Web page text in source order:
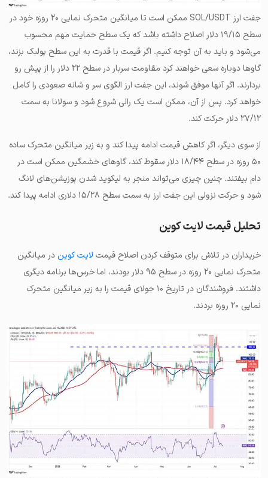
جفت ارز SOL/USDT ممکن است تا میانگین متحرک نمایی ۲۰ روزه خود در
سطح ۱۹/۱۵ دلار اصلاح داشته باشد که یک سطح حمایت مهم محسوب
می‌شود و باید به آن توجه کنیم. اگر قیمت با قدرت به این سطح پولبک بزند،
گاوها دوباره سعی خواهند کرد مقاومت سربار در سطح ۲۲ دلار را از پیش رو
بردارند. اگر آنها موفق شوند، این جفت ارز الگوی سر و شانه صعودی را کامل
خواهد کرد. پس از آن، ممکن است یک رالی شروع شود و سولانا به سمت
۲۷/۱۲ دلار حرکت کند.
از سوی دیگر، اگر کاهش قیمت ادامه پیدا کند و به زیر میانگین متحرک ساده
۵۰ روزه در سطح ۱۸/۴۴ دلار سقوط کند، گاوهای خشمگین ممکن است در
دام بیفتند. چنین چیزی می‌تواند منجر به لیکوید شدن پوزیشن‌های لانگ
شود و حرکت نزولی این جفت ارز به سمت سطح ۱۵/۲۸ دلاری ادامه پیدا کند.
تحلیل قیمت لایت کوین
خریداران در تلاش برای متوقف کردن اصلاح قیمت لایت کوین در میانگین
متحرک نمایی ۲۰ روزه در سطح ۹۵ دلار بودند، اما خرس‌ها برنامه دیگری
داشتند. فروشندگان در تاریخ ۱۰ جولای قیمت را به زیر میانگین متحرک
نمایی ۲۰ روزه بردند.